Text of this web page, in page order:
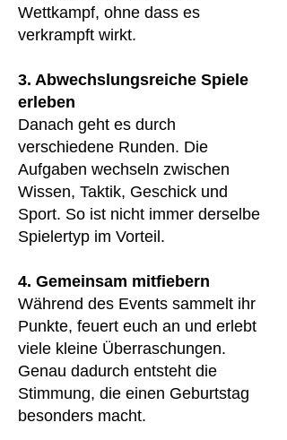
Wettkampf, ohne dass es
verkrampft wirkt.
3. Abwechslungsreiche Spiele
erleben
Danach geht es durch
verschiedene Runden. Die
Aufgaben wechseln zwischen
Wissen, Taktik, Geschick und
Sport. So ist nicht immer derselbe
Spielertyp im Vorteil.
4. Gemeinsam mitfiebern
Während des Events sammelt ihr
Punkte, feuert euch an und erlebt
viele kleine Überraschungen.
Genau dadurch entsteht die
Stimmung, die einen Geburtstag
besonders macht.